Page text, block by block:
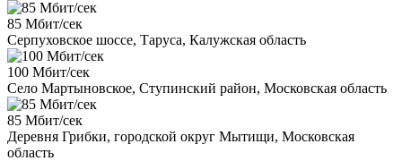
85 Мбит/сек
Серпуховское шоссе, Таруса, Калужская область
100 Мбит/сек
Село Мартыновское, Ступинский район, Московская область
85 Мбит/сек
Деревня Грибки, городской округ Мытищи, Московская
область